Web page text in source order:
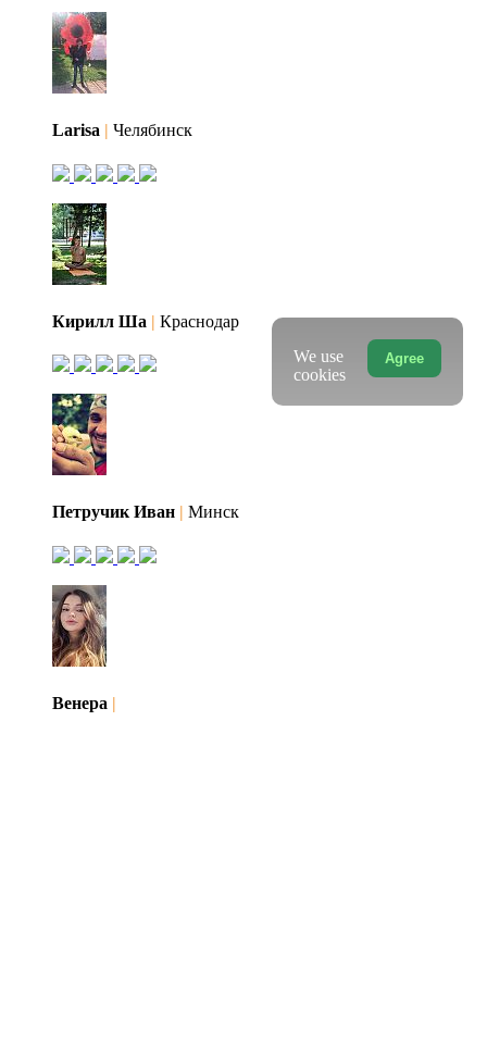
Larisa | Челябинск
Кирилл Ша | Краснодар
Петручик Иван Минск
Венера |
Agree
We use
cookies